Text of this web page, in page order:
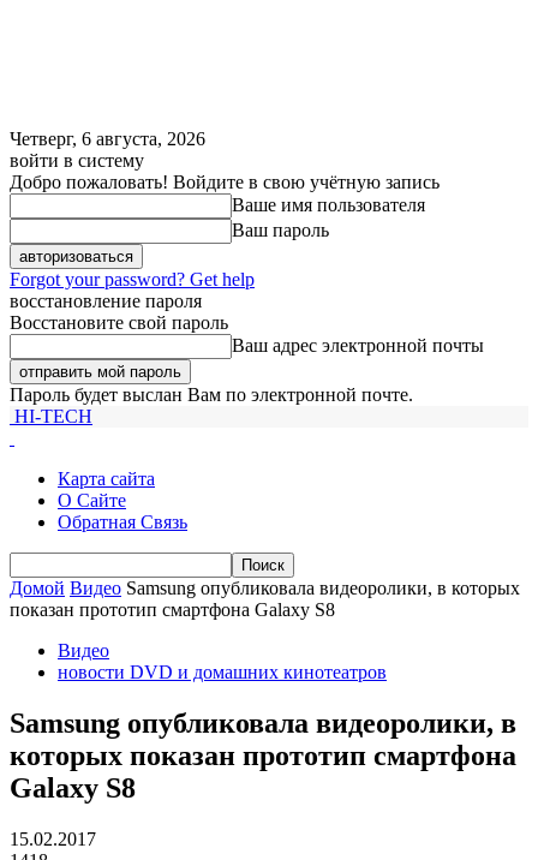
Четверг, 6 августа, 2026
войти в систему
Добро пожаловать! Войдите в свою учётную запись
Ваше имя пользователя
Ваш пароль
Forgot your password? Get help
восстановление пароля
Восстановите свой пароль
Ваш адрес электронной почты
Пароль будет выслан Вам по электронной почте.
HI-TECH
Карта сайта
О Сайте
Обратная Связь
Домой Видео Samsung опубликовала видеоролики, в которых
показан прототип смартфона Galaxy S8
Видео
новости DVD и домашних кинотеатров
Samsung опубликовала видеоролики, в
которых показан прототип смартфона
Galaxy S8
15.02.2017